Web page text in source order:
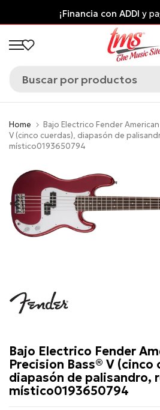
al
contenido
y paga después!
Home
Bajo Electrico Fender
V (cinco cuerdas), diapasón de
místico0193650794
Bajo Electrico Fender
Precision Bass® V (cinco
diapasón de palisandro,
místico0193650794